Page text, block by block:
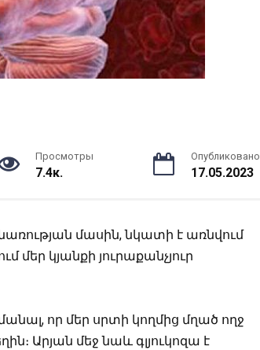
Просмотры
7.4к.
Опубликовано
17.05.2023
մասին, նկատի է առնվում
մեր կյանքի յուրաքանչյուր
որ մեր սրտի կողմից մղած ողջ
Արյան մեջ նաև գլյուկոզա է